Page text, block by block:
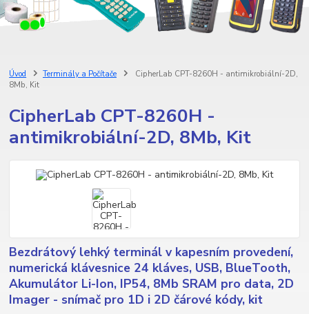
Úvod Terminály a Počítače
CipherLab CPT-8260H - antimikrobiální-2D,
8Mb, Kit
CipherLab CPT-8260H -
antimikrobiální-2D, 8Mb, Kit
Bezdrátový lehký terminál v kapesním provedení,
numerická klávesnice 24 kláves, USB, BlueTooth,
Akumulátor Li-Ion, IP54, 8Mb SRAM pro data, 2D
Imager - snímač pro 1D i 2D čárové kódy, kit